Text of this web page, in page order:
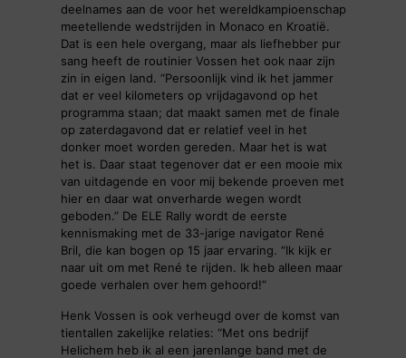
deelnames aan de voor het wereldkampioenschap
meetellende wedstrijden in Monaco en Kroatië.
Dat is een hele overgang, maar als liefhebber pur
sang heeft de routinier Vossen het ook naar zijn
zin in eigen land. “Persoonlijk vind ik het jammer
dat er veel kilometers op vrijdagavond op het
programma staan; dat maakt samen met de finale
op zaterdagavond dat er relatief veel in het
donker moet worden gereden. Maar het is wat
het is. Daar staat tegenover dat er een mooie mix
van uitdagende en voor mij bekende proeven met
hier en daar wat onverharde wegen wordt
geboden.” De ELE Rally wordt de eerste
kennismaking met de 33-jarige navigator René
Bril, die kan bogen op 15 jaar ervaring. “Ik kijk er
naar uit om met René te rijden. Ik heb alleen maar
goede verhalen over hem gehoord!”
Henk Vossen is ook verheugd over de komst van
tientallen zakelijke relaties: “Met ons bedrijf
Helichem heb ik al een jarenlange band met de